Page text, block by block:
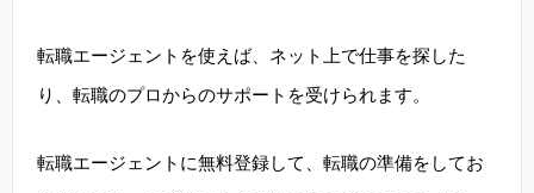
転職エージェントを使えば、ネット上で仕事を探した
り、転職のプロからのサポートを受けられます。
転職エージェントに無料登録して、転職の準備をしてお